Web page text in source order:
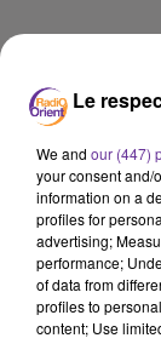
Gaza
26 avril 2024 -
LE JOURNAL
26/04/24
LB
JOURNAL EN
Le
We and our (447)
your consent and/
information on a
profiles for
advertising;
performance;
of data from
profiles to
content; Use